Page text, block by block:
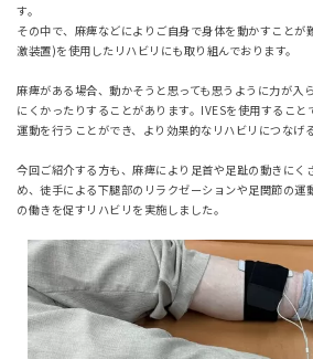
す。
その中で、麻痺などによりご自身で身体を動かすことが
激装置)を使用したリハビリにも取り組んでおります。
麻痺がある場合、動かそうと思っても思うように力が入
にくかったりすることがあります。IVESを使用するこ
運動を行うことができ、より効果的なリハビリにつなげ
今回ご紹介する方も、麻痺により足首や足趾の動きにく
め、徒手による下腿部のリラクゼーションや足関節の運
の働きを促すリハビリを実施しました。